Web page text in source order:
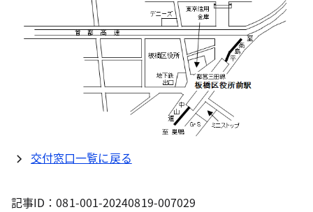
交付窓口一覧に戻る
記事ID：081-001-20240819-007029